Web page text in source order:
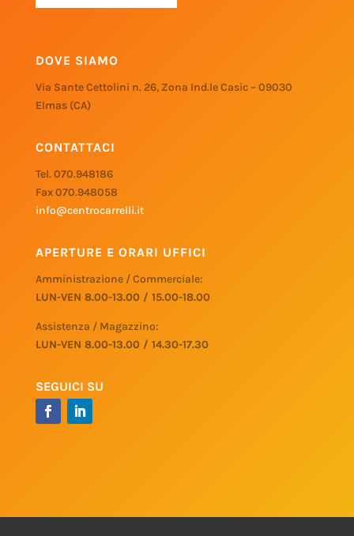
DOVE SIAMO
Via Sante Cettolini n. 26, Zona Ind.le Casic – 09030
Elmas (CA)
CONTATTACI
Tel. 070.948186
Fax 070.948058
info@centrocarrelli.it
APERTURE E ORARI UFFICI
Amministrazione / Commerciale:
LUN-VEN 8.00-13.00 / 15.00-18.00
Assistenza / Magazzino:
LUN-VEN 8.00-13.00 / 14.30-17.30
SEGUICI SU